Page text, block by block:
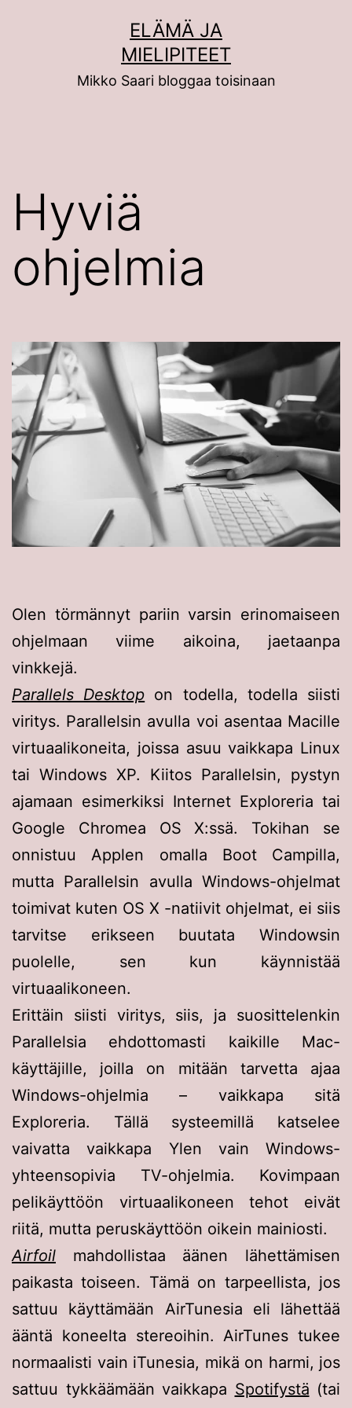
ELÄMÄ JA
MIELIPITEET
Mikko Saari bloggaa toisinaan
Hyviä
ohjelmia
Olen törmännyt pariin varsin erinomaiseen
ohjelmaan viime aikoina, jaetaanpa
vinkkejä.
Parallels Desktop on todella, todella siisti
viritys. Parallelsin avulla voi asentaa Macille
virtuaalikoneita, joissa asuu vaikkapa Linux
tai Windows XP. Kiitos Parallelsin, pystyn
ajamaan esimerkiksi Internet Exploreria tai
Google Chromea OS X:ssä. Tokihan se
onnistuu Applen omalla Boot Campilla,
mutta Parallelsin avulla Windows-ohjelmat
toimivat kuten OS X -natiivit ohjelmat, ei siis
tarvitse erikseen buutata Windowsin
puolelle, sen kun käynnistää
virtuaalikoneen.
Erittäin siisti viritys, siis, ja suosittelenkin
Parallelsia ehdottomasti kaikille Mac-
käyttäjille, joilla on mitään tarvetta ajaa
Windows-ohjelmia – vaikkapa sitä
Exploreria. Tällä systeemillä katselee
vaivatta vaikkapa Ylen vain Windows-
yhteensopivia TV-ohjelmia. Kovimpaan
pelikäyttöön virtuaalikoneen tehot eivät
riitä, mutta peruskäyttöön oikein mainiosti.
Airfoil mahdollistaa äänen lähettämisen
paikasta toiseen. Tämä on tarpeellista, jos
sattuu käyttämään AirTunesia eli lähettää
ääntä koneelta stereoihin. AirTunes tukee
normaalisti vain iTunesia, mikä on harmi, jos
sattuu tykkäämään vaikkapa Spotifystä (tai